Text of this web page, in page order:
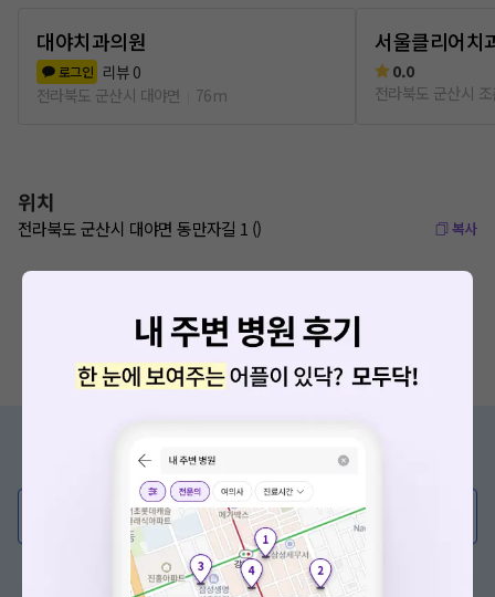
대야치과의원
로그인 리뷰 0
전라북도 군산시 대야면
76m
서울클리어치
0.0
전라북도 군산시
위치
전라북도 군산시 대야면 동만자길 1 () 복사
증상/치료, 궁금한 점이 있나요?
💬 무엇이든 물어보세요
혹은, 의료상담 서비스에 다양한 게시글 보러가기